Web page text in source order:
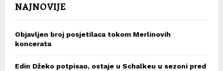
NAJNOVIJE
Objavljen broj posjetilaca tokom Merlinovih
koncerata
Edin Džeko potpisao, ostaje u Schalkeu u sezoni pred